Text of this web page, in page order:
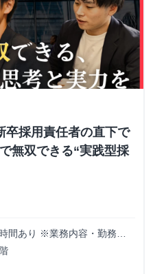
卒採用責任者の直下で
無双できる“実践型採
間あり ※業務内容・勤務状